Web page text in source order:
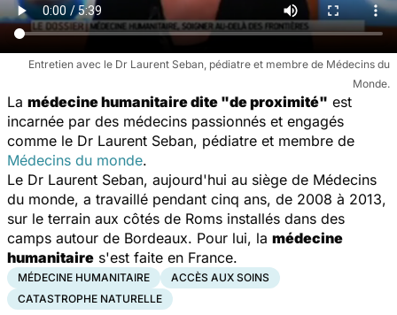
Entretien avec le Dr Laurent Seban, pédiatre et membre de Médecins du
Monde.
La médecine humanitaire dite "de proximité" est
incarnée par des médecins passionnés et engagés
comme le Dr Laurent Seban, pédiatre et membre de
Médecins du monde.
Le Dr Laurent Seban, aujourd'hui au siège de Médecins
du monde, a travaillé pendant cinq ans, de 2008 à 2013,
sur le terrain aux côtés de Roms installés dans des
camps autour de Bordeaux. Pour lui, la médecine
humanitaire s'est faite en France.
MÉDECINE HUMANITAIRE
ACCÈS AUX SOINS
CATASTROPHE NATURELLE